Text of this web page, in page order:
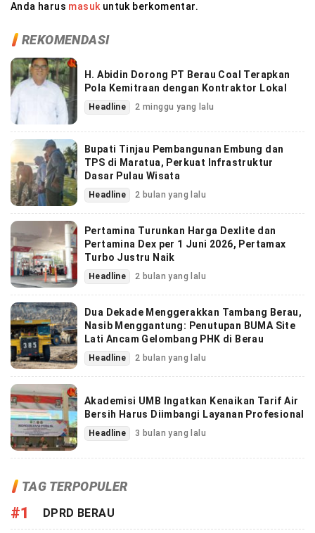
Anda harus masukuntuk berkomentar.
REKOMENDASI
H. Abidin Dorong PT Berau Coal Terapkan
Pola Kemitraan dengan Kontraktor Lokal
Headline 2 minggu yang lalu
Bupati Tinjau Pembangunan Embung dan
TPS di Maratua, Perkuat Infrastruktur
Dasar Pulau Wisata
Headline 2 bulan yang lalu
Pertamina Turunkan Harga Dexlite dan
Pertamina Dex per 1 Juni 2026, Pertamax
Turbo Justru Naik
Headline 2 bulan yang lalu
Dua Dekade Menggerakkan Tambang Berau,
Nasib Menggantung: Penutupan BUMA Site
Lati Ancam Gelombang PHK di Berau
Headline 2 bulan yang lalu
Akademisi UMB Ingatkan Kenaikan Tarif Air
Bersih Harus Diimbangi Layanan Profesional
Headline 3 bulan yang lalu
TAG TERPOPULER
#1 DPRD BERAU